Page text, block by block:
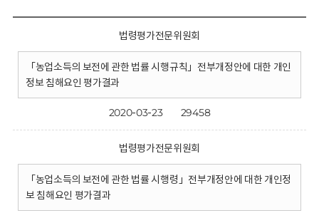
법령평가전문위원회
「농업소득의 보전에 관한 법률 시행규칙」전부개정안에 대한 개인
정보 침해요인 평가결과
2020-03-23 29458
법령평가전문위원회
「농업소득의 보전에 관한 법률 시행령」전부개정안에 대한 개인정
보 침해요인 평가결과